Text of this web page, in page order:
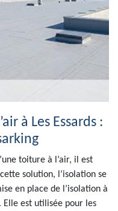
à Les Essards :
toiture à l’air, il est
solution, l’isolation se
en place de l’isolation à
Elle est utilisée pour les